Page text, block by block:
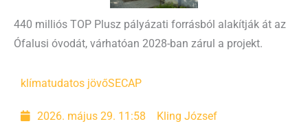
440 milliós TOP Plusz pályázati forrásból alakítják át az
Ófalusi óvodát, várhatóan 2028-ban zárul a projekt.
klímatudatos jövőSECAP
2026. május 29. 11:58 Kling József